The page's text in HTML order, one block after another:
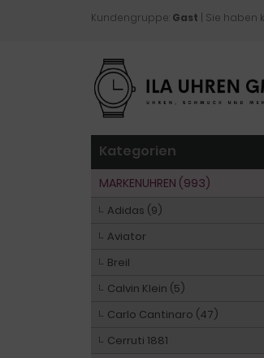
Kundengruppe: Gast | Sie haben
Kategorien
MARKENUHREN (993)
Adidas (9)
Aviator
Breil
Calvin Klein (5)
Carlo Cantinaro (47)
Cerruti 1881